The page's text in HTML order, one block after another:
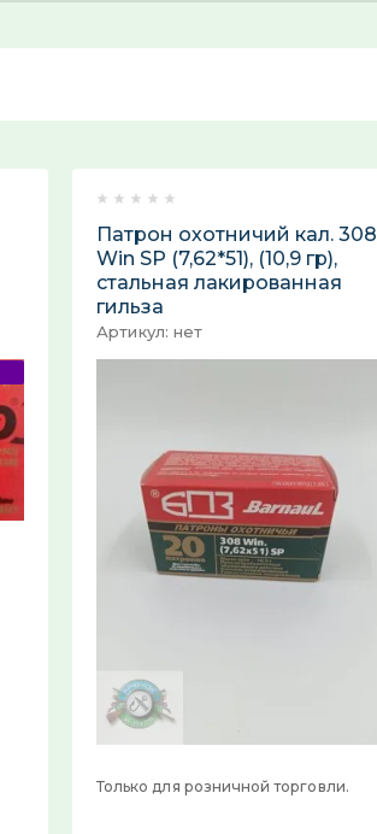
Патрон охотничий кал. 308
Win SP (7,62*51), (10,9 гр),
стальная лакированная
гильза
Артикул: нет
Только для розничной торговли.